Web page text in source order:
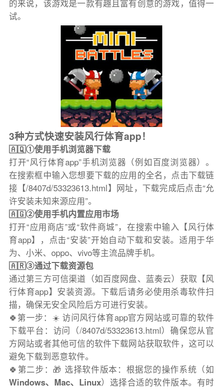
的来说，该游戏是一款有趣且富有创意的游戏，值得一
试。
3种方式快速安装风行体育app！
🇦🇶①使用手机浏览器下载
打开“风行体育app”手机浏览器（例如百度浏览器）。
在搜索框中输入您想要下载的应用的全名，点击下载链
接【/8407d/53323613.html】网址，下载完成后点击“允
许安装未知来源应用”。
🇦🇬②使用手机内置应用市场
打开“应用商店”或“软件商城”，在搜索中输入【风行体
育app】，点击“安装”开始自动下载和安装。适用于华
为、小米、oppo、vivo等主流品牌手机。
🇦🇷③通过下载资源包
通过第三方可信渠道（如百度网盘、蓝奏云）获取【风
行体育app】安装资源。下载后请务必使用杀毒软件扫
描，确保无安全风险后方可进行安装。
🍀第一步：☀️ 访问风行体育app官方网站或可靠的软件
下载平台：访问（/8407d/53323613.html）确保您从官
方网站或者其他可信的软件下载网站获取软件，这可以
避免下载到恶意软件。
🍀第二步：🎁 选择软件版本：根据您的操作系统（如
Windows、Mac、Linux）选择合适的软件版本。有时